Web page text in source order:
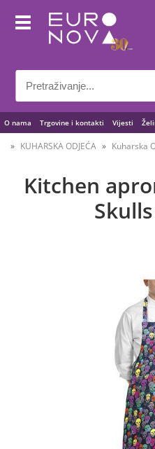
O nama Trgovine i kontakti Vijesti
KUHARSKA ODJEĆA Kuharska
Kitchen